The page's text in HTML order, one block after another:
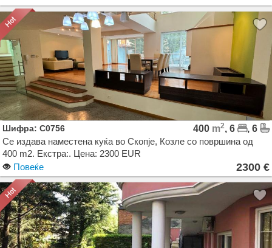
Шифра: C0756 400 m2, 6
, 6
Се издава наместена куќа во Скопје, Козле со површина од
400 m2. Екстра:. Цена: 2300 EUR
Повеќе
2300 €